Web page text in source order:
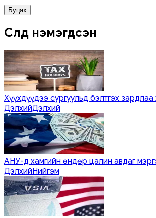
Буцах
Сүүлд нэмэгдсэн
Хүүхдүүдээ сургуульд бэлтгэх
ДэлхийДэлхий
АНУ-д хамгийн өндөр цалин авдаг
ДэлхийНийгэм